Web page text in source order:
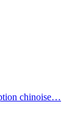
chinoise…